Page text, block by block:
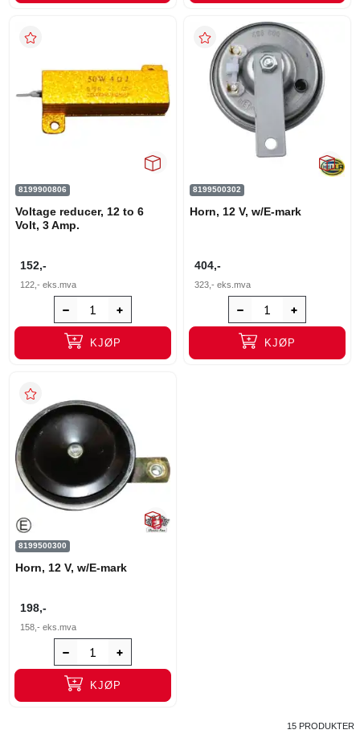
8199900806
Voltage reducer, 12 to 6
Volt, 3 Amp.
152,-
122,- eks.mva
KJØP
8199500302
Horn, 12 V, w/E-mark
404,-
323,- eks.mva
KJØP
8199500300
Horn, 12 V, w/E-mark
198,-
158,- eks.mva
KJØP
15 PRODUKTER